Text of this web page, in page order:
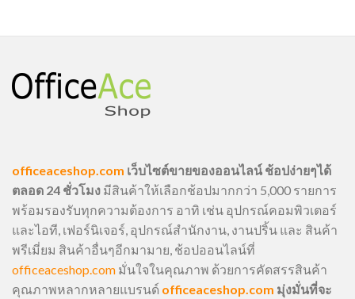
officeaceshop.com เว็บไซต์ขายของออนไลน์ ช้อปง่ายๆได้
ตลอด 24 ชั่วโมง มีสินค้าให้เลือกช้อปมากกว่า 5,000 รายการ
พร้อมรองรับทุกความต้องการ อาทิ เช่น อุปกรณ์คอมพิวเตอร์
และไอที, เฟอร์นิเจอร์, อุปกรณ์สำนักงาน, งานปริ้น และ สินค้า
พรีเมี่ยม สินค้าอื่นๆอีกมามาย, ช้อปออนไลน์ที่
officeaceshop.com มั่นใจในคุณภาพ ด้วยการคัดสรรสินค้า
คุณภาพหลากหลายแบรนด์ officeaceshop.com มุ่งมั่นที่จะ